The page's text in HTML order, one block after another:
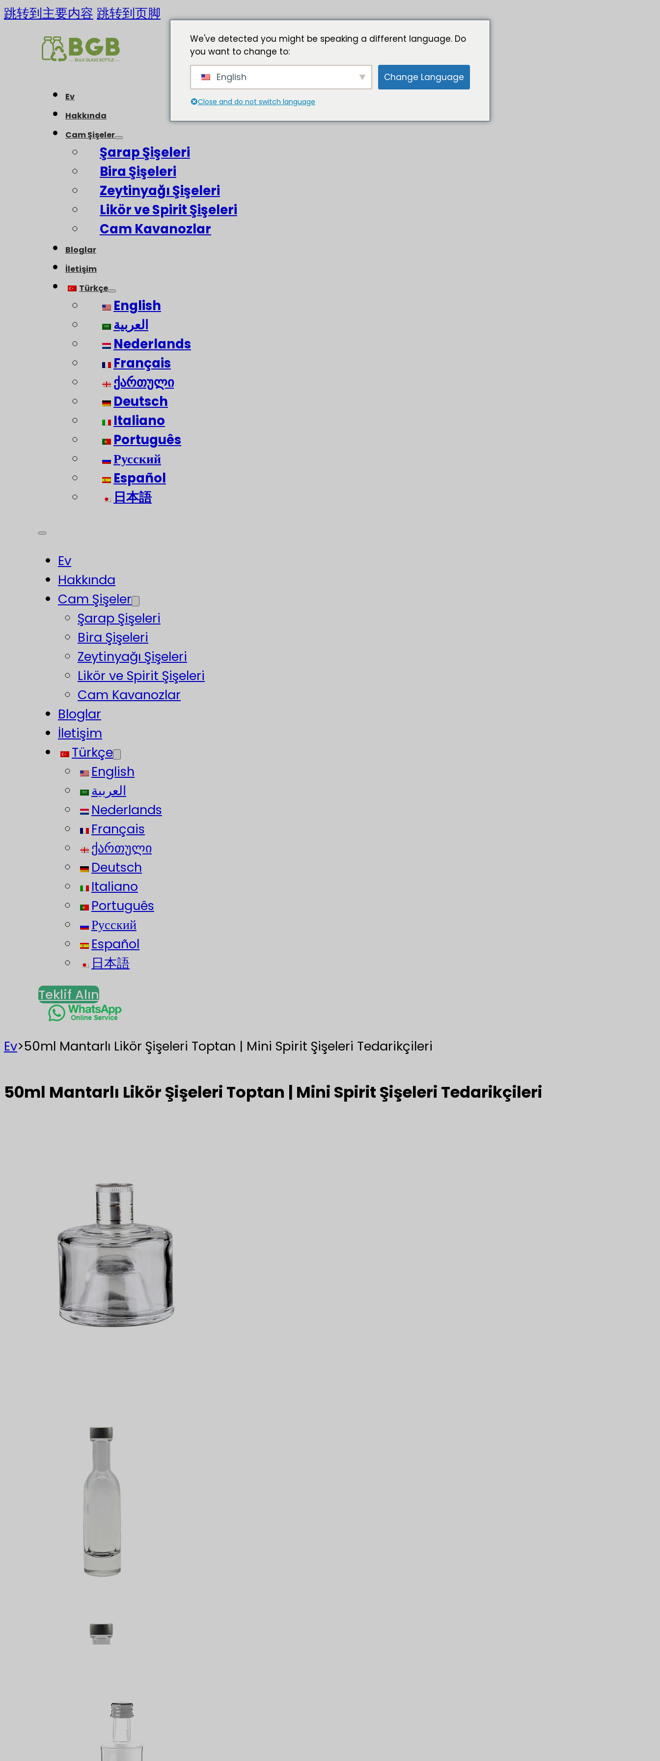
跳转到主要内容 跳转到页脚
Ev
Hakkında
Cam Şişeler
Şarap Şişeleri
Bira Şişeleri
Zeytinyağı Şişeleri
Likör ve Spirit Şişeleri
Cam Kavanozlar
Bloglar
İletişim
Türkçe
English
العربية
Nederlands
Français
ქართული
Deutsch
Italiano
Português
Русский
Español
日本語
Ev
Hakkında
Cam Şişeler
Şarap Şişeleri
Bira Şişeleri
Zeytinyağı Şişeleri
Likör ve Spirit Şişeleri
Cam Kavanozlar
Bloglar
İletişim
Türkçe
English
العربية
Nederlands
Français
ქართული
Deutsch
Italiano
Português
Русский
Español
日本語
Teklif Alın
Ev>50ml Mantarlı Likör Şişeleri Toptan | Mini Spirit Şişeleri Tedarikçileri
50ml Mantarlı Likör Şişeleri Toptan | Mini Spirit Şişeleri Tedarikçileri
We've detected you might be speaking a different language. Do
you want to change to:
English Change Language
Close and do not switch language